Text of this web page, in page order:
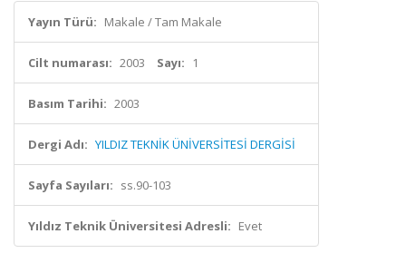
Yayın Türü: Makale / Tam Makale
Cilt numarası: 2003 Sayı: 1
Basım Tarihi: 2003
Dergi Adı: YILDIZ TEKNİK ÜNİVERSİTESİ DERGİSİ
Sayfa Sayıları: ss.90-103
Yıldız Teknik Üniversitesi Adresli: Evet